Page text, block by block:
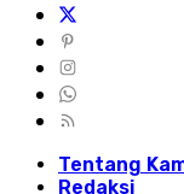
Tentang
Redaksi